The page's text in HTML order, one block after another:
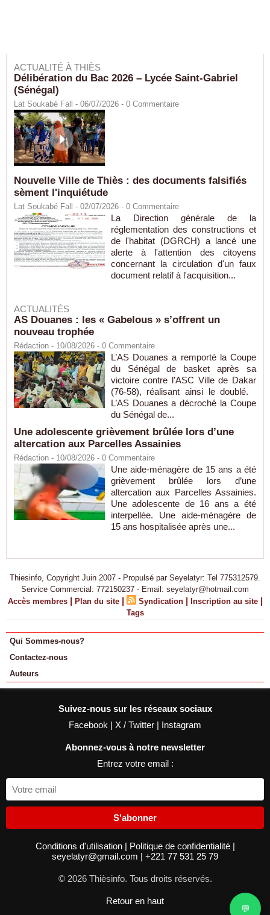
ACTUALITÉ À THIÈS
Délibération du Bac 2026 – Lycée Saint-Gabriel
(Sénégal)
Lat Soukabé Fall - 06/07/2026 - 0 Commentaire
Nouvelle Ville de Thiès : des documents falsifiés
sèment l'inquiétude
Lat Soukabé Fall - 02/07/2026 - 0 Commentaire
La Direction générale de la
réglementation des constructions et
de l'habitat (DGRCH) a lancé une
alerte à l'attention des citoyens
concernant la circulation d'un faux
document relatif à l'acquisition...
ACTUALITÉS
AS Douanes : les « Gabelous » s’offrent un
nouveau trophée
Rédaction - 10/08/2026 - 0 Commentaire
L’AS Douanes a remporté la Coupe
du Sénégal de basket après sa
victoire contre l’ASC Ville de Dakar
(76-58), réalisant ainsi le doublé.
L’AS Douanes a décroché la Coupe
du Sénégal de...
Une adolescente grièvement brûlée lors d’une
altercation aux Parcelles Assainies
Rédaction - 10/08/2026 - 0 Commentaire
Une aide-ménagère de 15 ans a été
grièvement brûlée lors d’une
altercation aux Parcelles Assainies.
Une adolescente de 16 ans a été
interpellée. Une aide-ménagère de
15 ans hospitalisée après une...
Thiesinfo, Copyright Juin 2007 - Propulsé par Seyelatyr: Tel 775312579.
Service Commercial: 772150237 - Email: seyelatyr@hotmail.com
Accès membres | Plan du site | Syndication | Inscription au site |
Tags
Qui Sommes-nous?
Contactez-nous
Auteurs
Suivez-nous sur les réseaux sociaux
Facebook | X / Twitter | Instagram
Abonnez-vous à notre newsletter
Entrez votre email :
S'abonner
Conditions d'utilisation | Politique de confidentialité |
seyelatyr@gmail.com | +221 77 531 25 79
© 2026 Thièsinfo. Tous droits réservés.
Retour en haut
💬